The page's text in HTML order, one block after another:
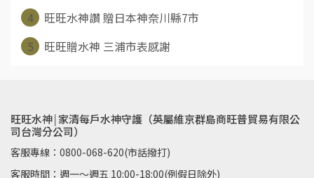
4
旺旺水神讚 贈日本神奈川縣7市
5
旺旺贈水神 三浦市表感謝
旺旺水神￨家清每戶水神守護（英屬維京群島商旺普貿易有限公
司台灣分公司）
客服專線：0800-068-620(市話撥打)
客服時間：週一～週五 10:00-18:00(例假日除外)